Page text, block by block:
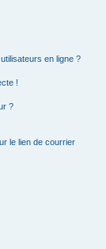
en ligne ?
!
?
le lien de courrier